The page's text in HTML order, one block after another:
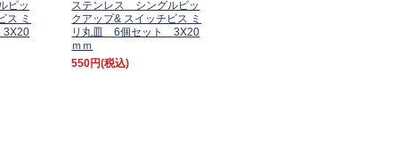
ピッ
ス ミ
ステンレス シングルピッ
クアップ& スイッチビス ミ
リ丸皿 6個セット 3X20
ｍｍ
550円(税込)